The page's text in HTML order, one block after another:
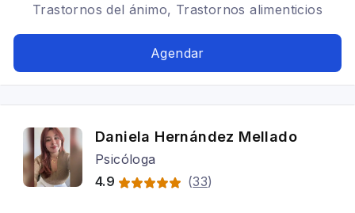
Trastornos del ánimo, Trastornos alimenticios
Tratamientos para fobia social, duelo,
Agendar
Daniela Hernández Mellado
Psicóloga
4.9
(33)